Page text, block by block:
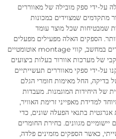
ידי ספק מובילה של מאווררים
מתקדמים שמצוידים במכונות
שמבטיחות שכל מוצר עומד
הספקים האלה מפעילים מפעלים
מודרניים הכוללים מרכזי עיבוד מבוקרים במחשב, קווי montage אוטומטיים
של מערכות אוורור בעלות ביצועים
על-ידי ספקי מאווררים תעשייתיים
בדיקה, החל מאימות חומרי הגלם
של היחידות המוגמנות. מעבדות
למדידת מאפייני זרימת האוויר,
אנרגטית בתנאי הפעלה שונים, כדי
מגוונים. בחירת החומרים
כאשר הספקים מזמינים פלדה,